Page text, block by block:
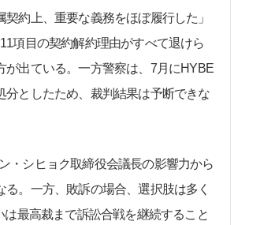
約上、重要な義務をほぼ履行した」
項目の契約解約理由がすべて退けら
出ている。一方警察は、7月にHYBE
としたため、裁判結果は予断できな
・シヒョク取締役会議長の影響力から
。一方、敗訴の場合、選択肢は多く
最高裁まで訴訟合戦を継続すること